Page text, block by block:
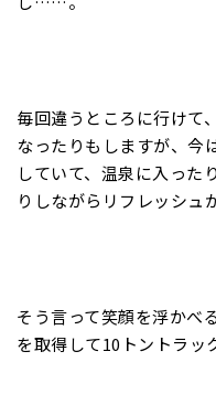
毎回違うところに行けて
なったりもしますが、今
していて、温泉に入った
りしながらリフレッシュ
そう言って笑顔を浮かべ
を取得して10トントラッ